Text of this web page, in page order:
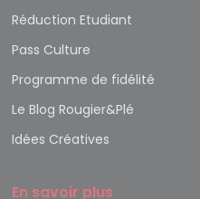
Réduction Etudiant
Pass Culture
Programme de fidélité
Le Blog Rougier&Plé
Idées Créatives
En savoir plus